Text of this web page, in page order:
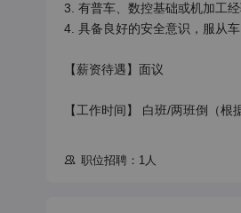
3. 有普车、数控基础或机加工经
4. 具备良好的安全意识，服从车
【薪资待遇】面议
【工作时间】 白班/两班倒（根
职位招聘：1人